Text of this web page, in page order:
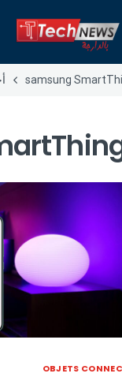
samsung
OBJETS